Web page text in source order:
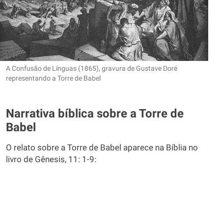
A Confusão de Línguas (1865), gravura de Gustave Doré
representando a Torre de Babel
Narrativa bíblica sobre a Torre de
Babel
O relato sobre a Torre de Babel aparece na Bíblia no
livro de Gênesis, 11: 1-9: